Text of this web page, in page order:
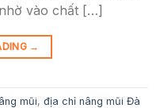
vào chất […]
→
mũi, địa chỉ nâng mũi Đà